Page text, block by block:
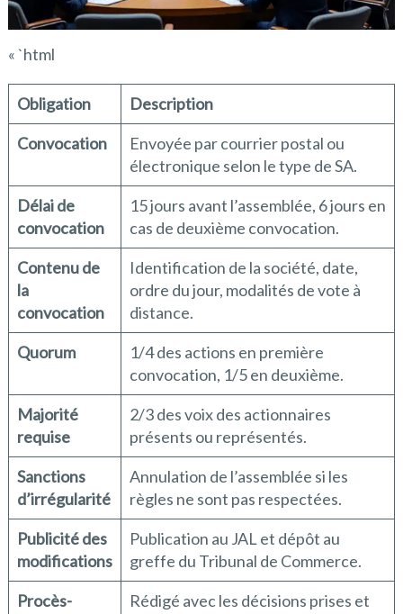
« `html
Obligation
Description
Convocation
Envoyée par courrier postal ou
électronique selon le type de SA.
Délai de
convocation
15 jours avant l’assemblée, 6 jours en
cas de deuxième convocation.
Contenu de
la
convocation
Identification de la société, date,
ordre du jour, modalités de vote à
distance.
Quorum
1/4 des actions en première
convocation, 1/5 en deuxième.
Majorité
requise
2/3 des voix des actionnaires
présents ou représentés.
Sanctions
d’irrégularité
Annulation de l’assemblée si les
règles ne sont pas respectées.
Publicité des
modifications
Publication au JAL et dépôt au
greffe du Tribunal de Commerce.
Procès-
Rédigé avec les décisions prises et